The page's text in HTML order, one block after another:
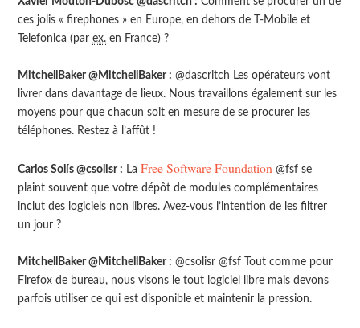
ces jolis « firephones » en Europe, en dehors de T-Mobile et
Telefonica (parex. en France) ?
MitchellBaker @MitchellBaker : @dascritch Les opérateurs vont
livrer dans davantage de lieux. Nous travaillons également sur les
moyens pour que chacun soit en mesure de se procurer les
téléphones. Restez à l’affût !
Carlos Solís @csolisr : LaFree Software Foundation @fsf se
plaint souvent que votre dépôt de modules complémentaires
inclut des logiciels non libres. Avez-vous l’intention de les filtrer
un jour ?
MitchellBaker @MitchellBaker : @csolisr @fsf Tout comme pour
Firefox de bureau, nous visons le tout logiciel libre mais devons
parfois utiliser ce qui est disponible et maintenir la pression.